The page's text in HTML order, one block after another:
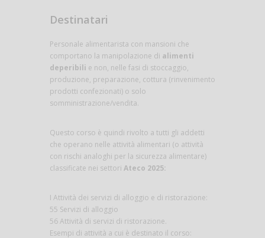
Destinatari
Personale alimentarista con mansioni che
comportano la manipolazione di alimenti
deperibili e non, nelle fasi di stoccaggio,
produzione, preparazione, cottura (rinvenimento
prodotti confezionati) o solo
somministrazione/vendita.
Questo corso è quindi rivolto a tutti gli addetti
che operano nelle attività alimentari (o attività
con rischi analoghi per la sicurezza alimentare)
classificate nei settori Ateco 2025:
I Attività dei servizi di alloggio e di ristorazione:
55 Servizi di alloggio
56 Attività di servizi di ristorazione.
Esempi di attività a cui è destinato il corso: